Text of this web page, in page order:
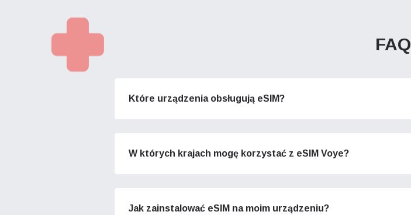
FAQ
Które urządzenia obsługują eSIM?
W których krajach mogę korzystać z eSIM Voye?
Jak zainstalować eSIM na moim urządzeniu?